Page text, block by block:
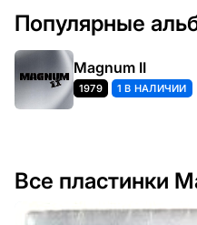
Популярные
Magnum II
1979 1 В НАЛИЧИИ
Все пластинки